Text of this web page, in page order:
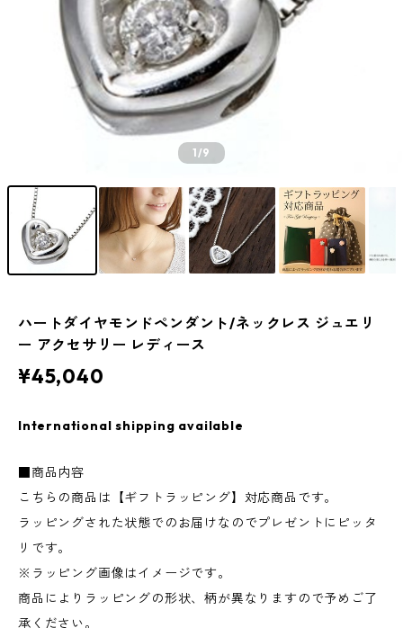
1/9
ハートダイヤモンドペンダント/ネックレス ジュエリ
ー アクセサリー レディース
¥45,040
International shipping available
■商品内容
こちらの商品は【ギフトラッピング】対応商品です。
ラッピングされた状態でのお届けなのでプレゼントにピッタ
リです。
※ラッピング画像はイメージです。
商品によりラッピングの形状、柄が異なりますので予めご了
承ください。